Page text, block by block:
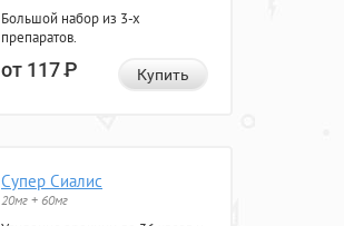
Большой набор из 3-х
препаратов.
от 117Р Купить
Супер Сиалис
20мг + 60мг